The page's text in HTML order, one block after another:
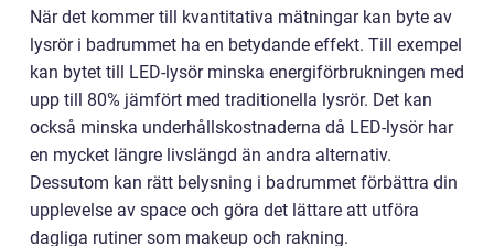
När det kommer till kvantitativa mätningar kan byte av
lysrör i badrummet ha en betydande effekt. Till exempel
kan bytet till LED-lysör minska energiförbrukningen med
upp till 80% jämfört med traditionella lysrör. Det kan
också minska underhållskostnaderna då LED-lysör har
en mycket längre livslängd än andra alternativ.
Dessutom kan rätt belysning i badrummet förbättra din
upplevelse av space och göra det lättare att utföra
dagliga rutiner som makeup och rakning.